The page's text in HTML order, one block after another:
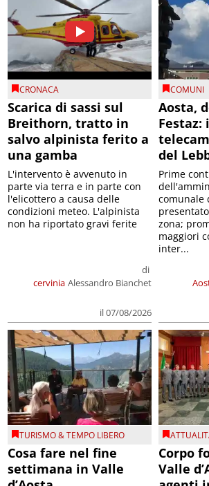
CRONACA
Scarica di sassi sul
Breithorn, tratto in
salvo alpinista ferito a
una gamba
cervinia
di
Alessandro Bianchet
il 07/08/2026
L'intervento è avvenuto in
parte via terra e in parte con
l'elicottero a causa delle
condizioni meteo. L'alpinista
non ha riportato gravi ferite
COMUNI
Aosta,
del
Prime
comunale
zona;
maggiori
inter...
TURISMO & TEMPO LIBERO
Cosa fare nel fine
settimana in Valle
Corpo
Valle